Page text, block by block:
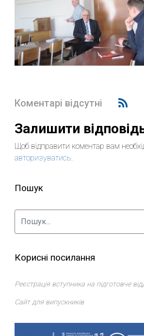
Коментарі відсутні
Залишити
Щоб відправити коментар вам
авторизуватись.
Пошук
Корисні посилання
Реєстрація вступника на підготовче
Сайт для випускників